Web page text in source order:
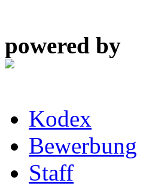
powered by
Kodex
Bewerbung
Staff